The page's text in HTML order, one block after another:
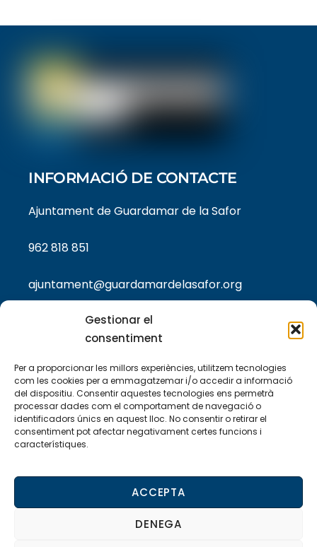
Gestionar el
consentiment
Per a proporcionar les millors experiències, utilitzem tecnologies
com les cookies per a emmagatzemar i/o accedir a informació
del dispositiu. Consentir aquestes tecnologies ens permetrà
processar dades com el comportament de navegació o
identificadors únics en aquest lloc. No consentir o retirar el
consentiment pot afectar negativament certes funcions i
característiques.
ACCEPTA
DENEGA
INFORMACIÓ DE CONTACTE
Ajuntament de Guardamar de la Safor
962 818 851
ajuntament@guardamardelasafor.org
TEXTOS LEGALS
Política de privacitat
Política de cookies
Avis legal
Declaració d’accessibilitat